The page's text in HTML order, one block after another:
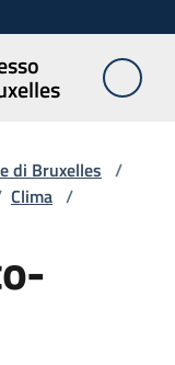
di Bruxelles /
Clima /